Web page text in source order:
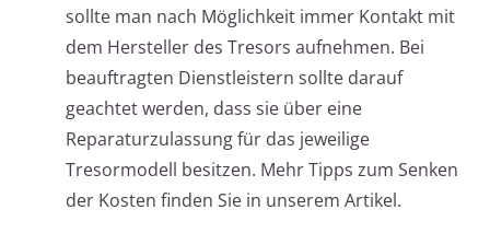
sollte man nach Möglichkeit immer Kontakt mit
dem Hersteller des Tresors aufnehmen. Bei
beauftragten Dienstleistern sollte darauf
geachtet werden, dass sie über eine
Reparaturzulassung für das jeweilige
Tresormodell besitzen. Mehr Tipps zum Senken
der Kosten finden Sie in unserem Artikel.